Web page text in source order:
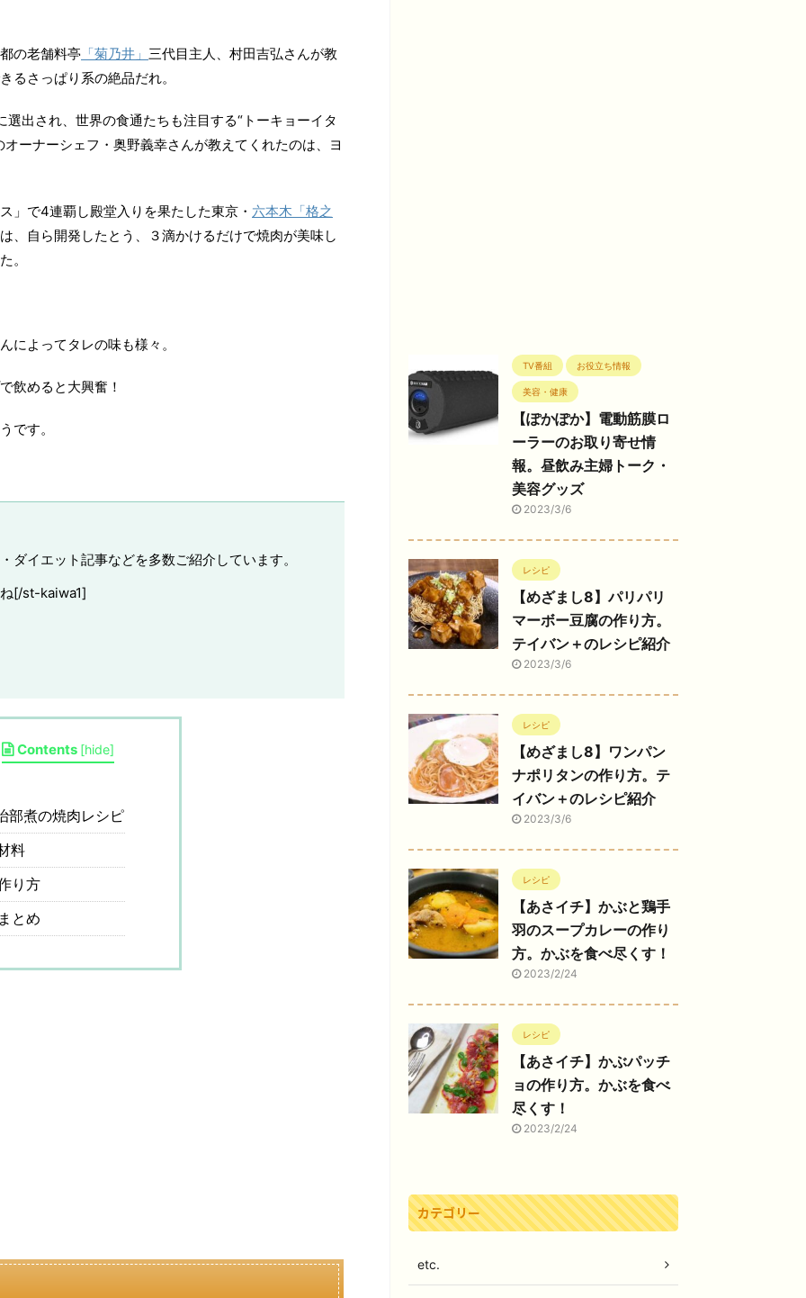
の老舗料亭 「菊乃井」 三代目主人、村田吉弘さんが教
るさっぱり系の絶品だれ。
出され、世界の食通たちも注目する“トーキョーイタ
オーナーシェフ・奥野義幸さんが教えてくれたのは、ヨ
」で4連覇し殿堂入りを果たした東京・ 六本木「格之
、自ら開発したとう、３滴かけるだけで焼肉が美味し
。
によってタレの味も様々。
飲めると大興奮！
です。
ダイエット記事などを多数ご紹介しています。
[/st-kaiwa1]
Contents [hide]
部煮の焼肉レシピ
料
り方
まとめ
TV番組 お役立ち情報
美容・健康
【ぽかぽか】電動筋膜ロ
ーラーのお取り寄せ情
報。昼飲み主婦トーク・
美容グッズ
2023/3/6
レシピ
【めざまし8】パリパリ
マーボー豆腐の作り方。
テイバン＋のレシピ紹介
2023/3/6
レシピ
【めざまし8】ワンパン
ナポリタンの作り方。テ
イバン＋のレシピ紹介
2023/3/6
レシピ
【あさイチ】かぶと鶏手
羽のスープカレーの作り
方。かぶを食べ尽くす！
2023/2/24
レシピ
【あさイチ】かぶパッチ
ョの作り方。かぶを食べ
尽くす！
2023/2/24
カテゴリー
etc.